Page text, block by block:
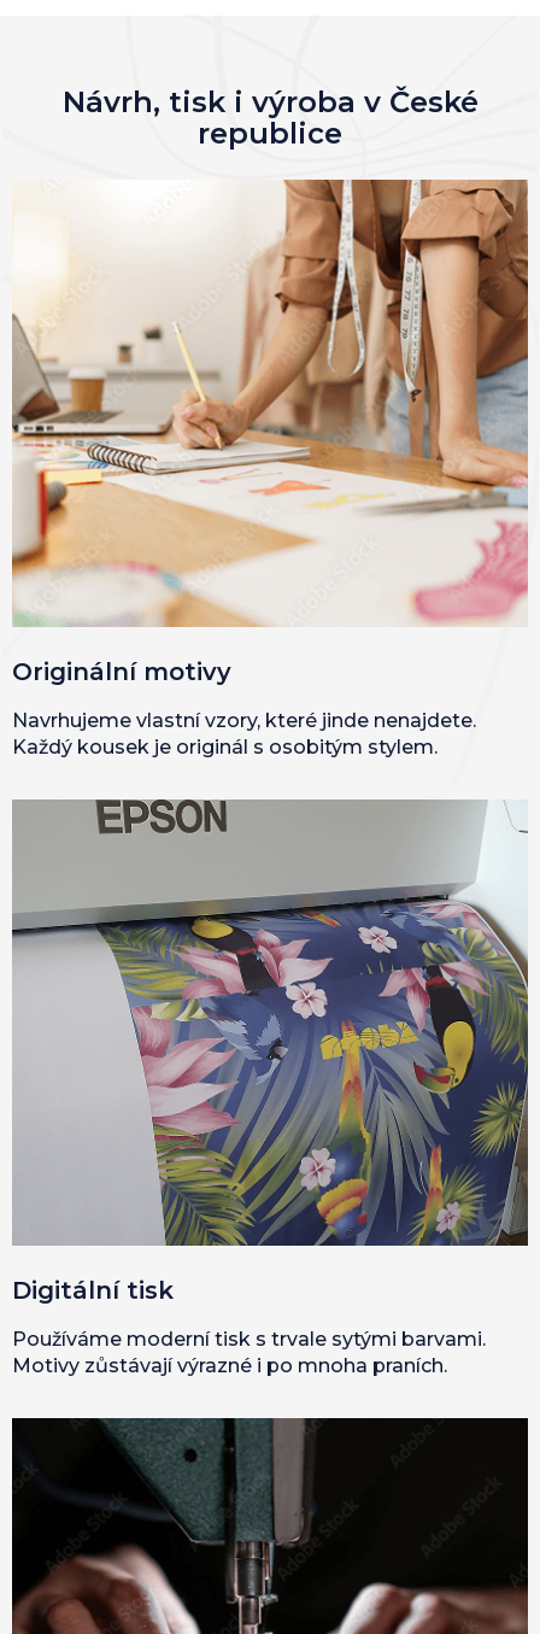
Návrh, tisk i výroba v České
republice
Originální motivy
Navrhujeme vlastní vzory, které jinde nenajdete.
Každý kousek je originál s osobitým stylem.
Digitální tisk
Používáme moderní tisk s trvale sytými barvami.
Motivy zůstávají výrazné i po mnoha praních.